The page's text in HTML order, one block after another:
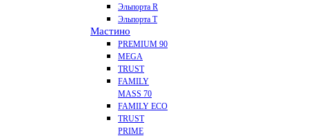
Эльпорта R
Эльпорта Т
Мастино
PREMIUM 90
MEGA
TRUST
FAMILY
MASS 70
FAMILY ECO
TRUST
PRIME